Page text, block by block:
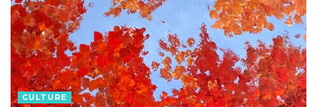
CULTURE